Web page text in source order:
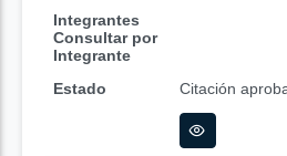
Integrantes
Consultar por
Integrante
Estado
Citación